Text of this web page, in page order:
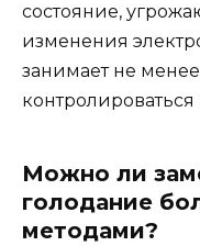
состояние,
изменения
занимает не
Можно ли
голодание
методами?